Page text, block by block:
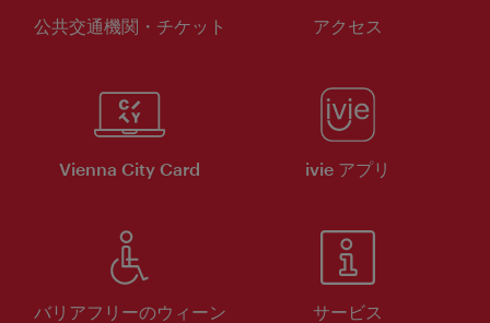
公共交通機関・チケット アクセス
Vienna City Card ivie アプリ
バリアフリーのウィーン サービス